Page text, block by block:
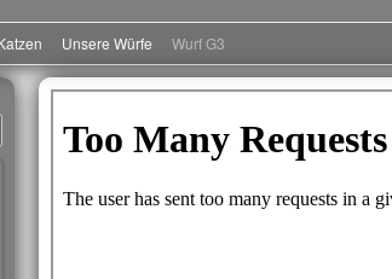
Unsere Würfe Wurf G3